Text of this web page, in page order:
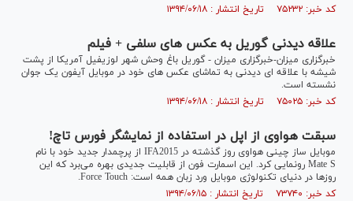
کد خبر: ۷۵۲۳۲ تاریخ انتشار : ۱۳۹۴/۰۶/۱۸
علاقه دیدنی گوریل به عکس های سلفی + فیلم
خبرگزاری میزان-خبرگزاری میزان - گوریل باغ وحش شهر لوزیفیل آمریکا از پشت
شیشه با علاقه ای دیدنی به تماشای عکس های خود در موبایل آیفون یک جوان
نشسته است.
کد خبر: ۷۵۰۲۵ تاریخ انتشار : ۱۳۹۴/۰۶/۱۸
سبقت هواوی از اپل در استفاده از نمایشگر فورس تاچ!
موبایل ساز چینی هواوی روز گذشته در IFA2015 از پرچمدار جدید خود با نام
Mate S رونمایی کرد. این اسمارت فون از قابلیت جدیدی بهره می‌برد که این
روزها در دنیای تکنولوژی موبایل ورد زبان همه است: Force Touch.
کد خبر: ۷۳۷۴۰ تاریخ انتشار : ۱۳۹۴/۰۶/۱۵